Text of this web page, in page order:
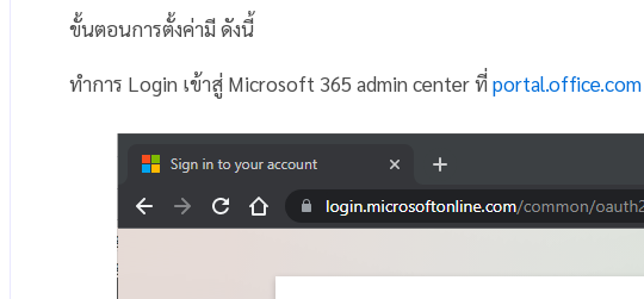
ขั้นตอนการตั้งค่ามี ดังนี้
ทำการ Login เข้าสู่ Microsoft 365 admin center ที่portal.office.com